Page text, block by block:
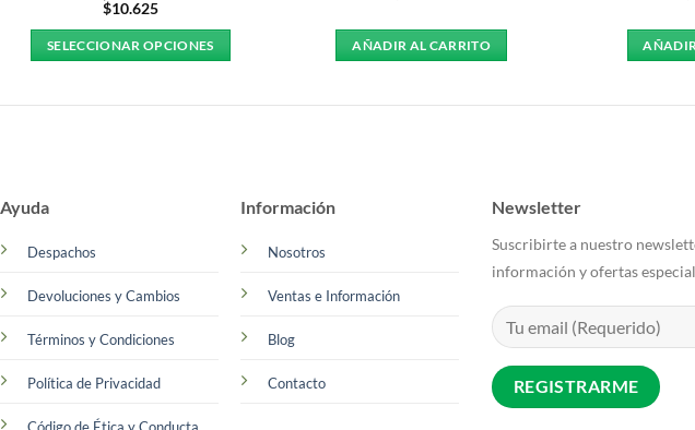
$10.625
SELECCIONAR OPCIONES
elegir
la
página
producto
AÑADIR AL CARRITO
Ayuda
Despachos
Devoluciones y Cambios
Términos y Condiciones
Política de Privacidad
Código de Ética y Conducta
Información
Nosotros
Ventas e Información
Blog
Contacto
Newsletter
Suscribirte a nuestro
información y ofertas